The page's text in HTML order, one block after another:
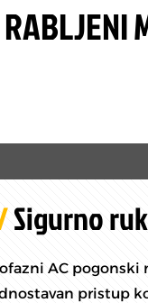
Sigurno
AC pogonski
pristup